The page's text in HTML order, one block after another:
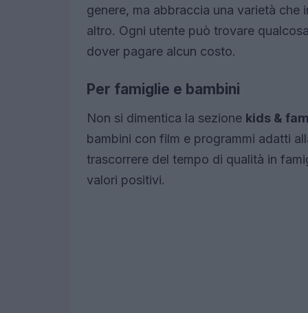
genere, ma abbraccia una varietà che
altro. Ogni utente può trovare
dover pagare alcun costo.
Per famiglie e bambini
Non si dimentica la sezione kids &
bambini con film e programmi adatti
trascorrere del tempo di qualità in
valori positivi.